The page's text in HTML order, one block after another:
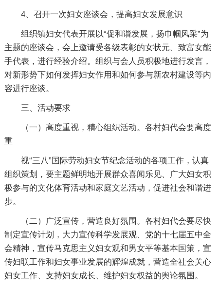
4、召开一次妇女座谈会，提高妇女发展意识
组织镇妇女代表开展以“促和谐发展，扬巾帼风采”为
主题的座谈会，会上邀请受各级表彰的女状元、致富女能
手代表，进行经验介绍。组织与会人员积极地进行发言，
对新形势下如何发挥妇女作用和如何参与新农村建设等内
容进行座谈。
三、活动要求
（一）高度重视，精心组织活动。各村妇代会要高度
重
视“三八”国际劳动妇女节纪念活动的各项工作，认真
组织策划，要主题鲜明地开展群众喜闻乐见、广大妇女积
极参与的文化体育活动和家庭文艺活动，促进社会和谐进
步。
（二）广泛宣传，营造良好氛围。各村妇代会要尽快
制定宣传计划，大力宣传科学发展观、党的十七届五中全
会精神，宣传马克思主义妇女观和男女平等基本国策，宣
传妇联工作和妇女事业发展的辉煌成就，营造全社会关心
妇女工作、支持妇女成长、维护妇女权益的舆论氛围。